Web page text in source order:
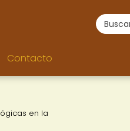
Contacto
en la